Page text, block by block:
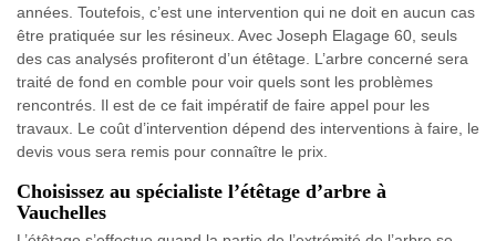
années. Toutefois, c’est une intervention qui ne doit en aucun cas
être pratiquée sur les résineux. Avec Joseph Elagage 60, seuls
des cas analysés profiteront d’un étêtage. L’arbre concerné sera
traité de fond en comble pour voir quels sont les problèmes
rencontrés. Il est de ce fait impératif de faire appel pour les
travaux. Le coût d’intervention dépend des interventions à faire, le
devis vous sera remis pour connaître le prix.
Choisissez au spécialiste l’étêtage d’arbre à
Vauchelles